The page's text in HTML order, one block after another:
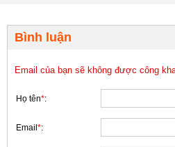
Bình luận
Email của bạn sẽ không được công
Họ tên*:
Email *: